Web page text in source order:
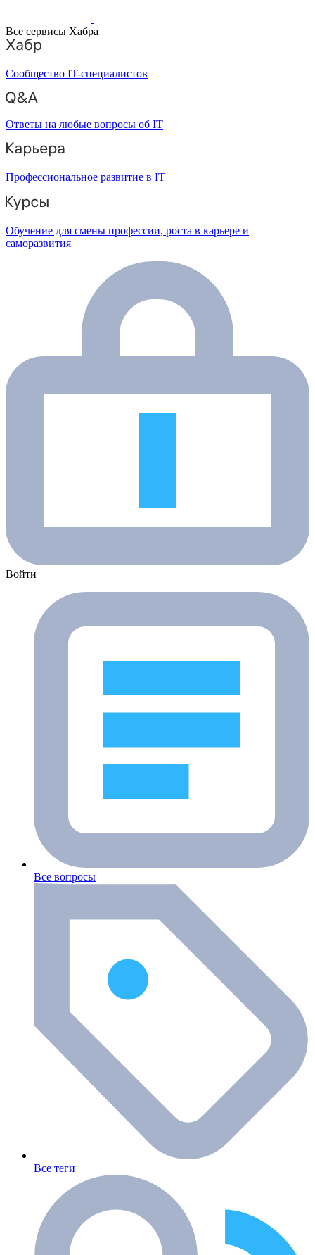
Все сервисы Хабра
Сообщество IT-специалистов
Ответы на любые вопросы об IT
Профессиональное развитие в IT
Обучение для смены профессии, роста в карьере и
саморазвития
Войти
Все вопросы
Все теги